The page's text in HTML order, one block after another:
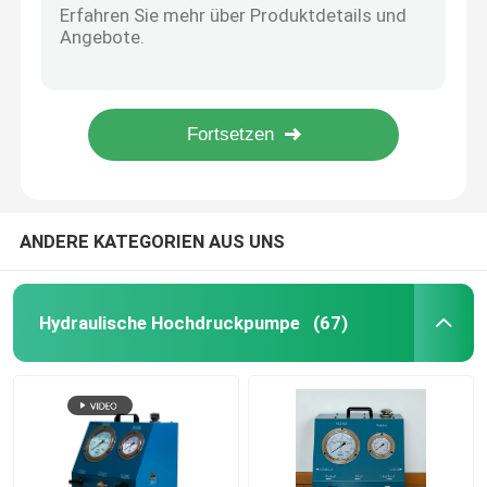
Gashahn-Versuchseinrichtungen
hydraulische Drehmomentschlüssel
Pneumatischer Drehmoment-Schlüssel
Elektrische Drehmoment-Schlüssel
ANDERE KATEGORIEN AUS UNS
Hydraulische Hochdruckpumpe (67)